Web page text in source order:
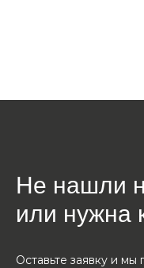
Не нашли
или нужна
Оставьте заявку и